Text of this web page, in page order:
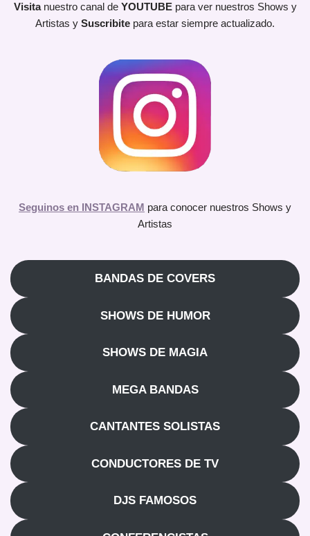
Visita nuestro canal de YOUTUBEpara ver nuestros Shows y
Artistas y Suscribite para estar siempre actualizado.
Seguinos en INSTAGRAM para conocer nuestros Shows y
Artistas
BANDAS DE COVERS
SHOWS DE HUMOR
SHOWS DE MAGIA
MEGA BANDAS
CANTANTES SOLISTAS
CONDUCTORES DE TV
DJS FAMOSOS